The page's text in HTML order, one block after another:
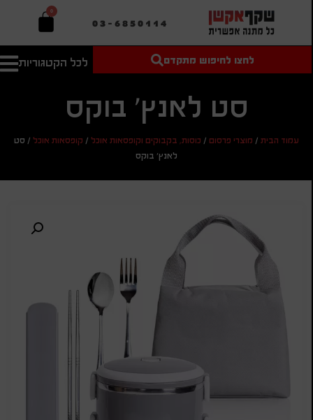
03-6850114
0
לכל הקטגוריות
טקסט חופשי
מחיר מיני'
חיפוש
אישית
לחצו לחיפוש מתקדם
סט לאנץ' בוקס
עמוד הבית/ מוצרי פרסום/ כוסות, בקבוקים וקופסאות אוכל/ קופסאות אוכל/ סט
לאנץ' בוקס